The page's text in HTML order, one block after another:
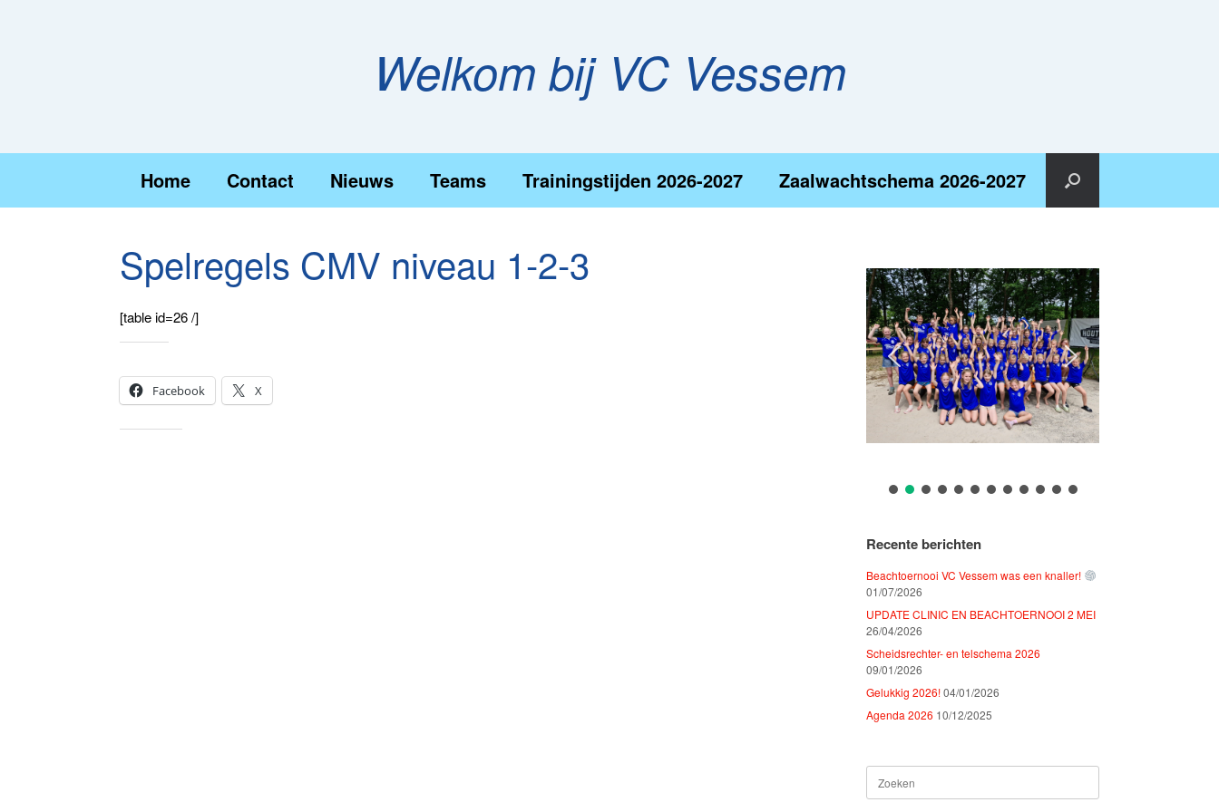
Welkom bij VC Vessem
Home Contact Nieuws Teams Trainingstijden 2026-2027 Zaalwachtschema 2026-2027
Spelregels CMV niveau 1-2-3
[table id=26 /]
Facebook
X
Recente berichten
Beachtoernooi VC Vessem was een knaller!
01/07/2026
UPDATE CLINIC EN BEACHTOERNOOI 2 MEI
26/04/2026
Scheidsrechter- en telschema 2026
09/01/2026
Gelukkig 2026!04/01/2026
Agenda 2026 10/12/2025
naar: